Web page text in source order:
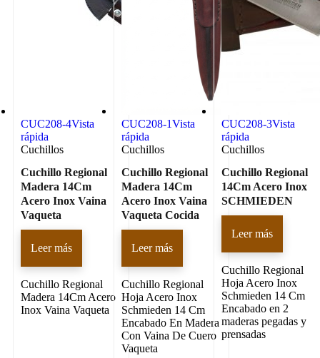
CUC208-4Vista
rápida
Cuchillos
Cuchillo Regional
Madera 14Cm
Acero Inox Vaina
Vaqueta
Leer más
Cuchillo Regional
Madera 14Cm Acero
Inox Vaina Vaqueta
CUC208-1Vista
rápida
Cuchillos
Cuchillo Regional
Madera 14Cm
Acero Inox Vaina
Vaqueta Cocida
Leer más
Cuchillo Regional
Hoja Acero Inox
Schmieden 14 Cm
Encabado En Madera
Con Vaina De Cuero
Vaqueta
CUC208-3Vista
rápida
Cuchillos
Cuchillo Regional
14Cm Acero Inox
SCHMIEDEN
Leer más
Cuchillo Regional
Hoja Acero Inox
Schmieden 14 Cm
Encabado en 2
maderas pegadas y
prensadas